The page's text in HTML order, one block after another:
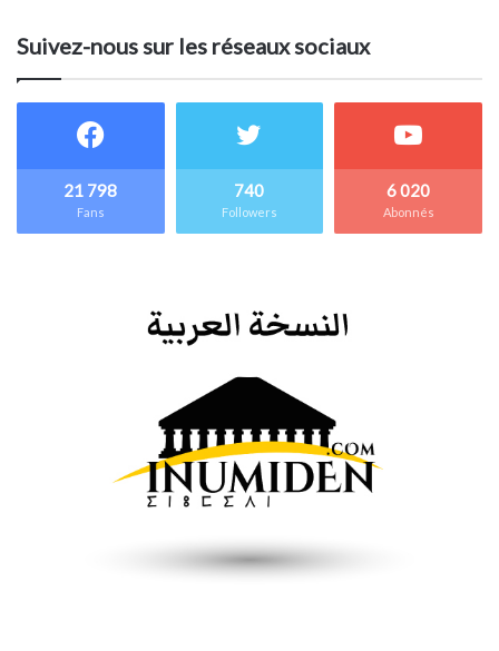
Suivez-nous sur les réseaux sociaux
21 798
Fans
740
Followers
6 020
Abonnés